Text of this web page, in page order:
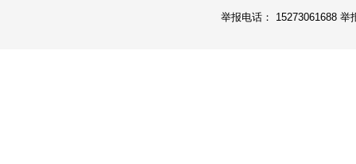
举报电话： 15273061688